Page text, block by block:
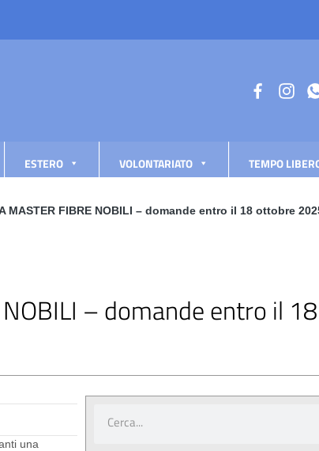
ESTERO VOLONTARIATO TEMPO
MASTER FIBRE NOBILI – domande entro il 18 ottobre
NOBILI – domande entro il 18
una